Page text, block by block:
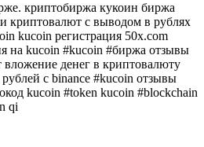
криптобиржа кукоин биржа
криптовалют с выводом в рублях
kucoin регистрация 50x.com
на kucoin #kucoin #биржа отзывы
денег в криптовалюту
с binance #kucoin отзывы
kucoin #token kucoin #blockchain
qi